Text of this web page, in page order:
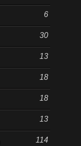
6
30
13
18
18
13
114